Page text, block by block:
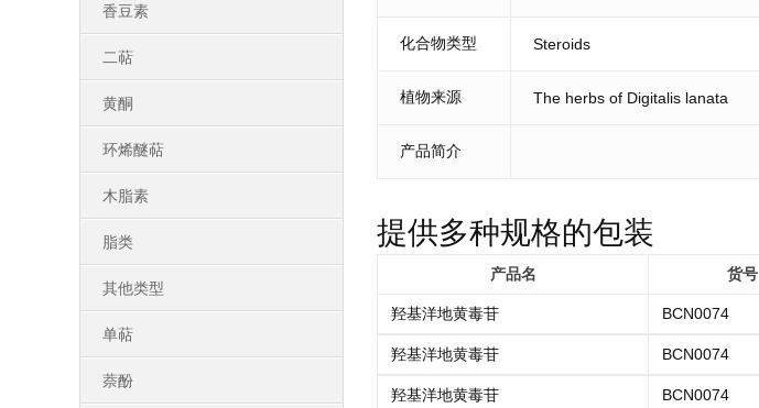
香豆素
二萜
黄酮
环烯醚萜
木脂素
脂类
其他类型
单萜
萘酚
化合物类型 Steroids
植物来源 The herbs of Digitalis lanata
产品简介
提供多种规格的包装
产品名 货号
羟基洋地黄毒苷 BCN0074
羟基洋地黄毒苷 BCN0074
羟基洋地黄毒苷 BCN0074